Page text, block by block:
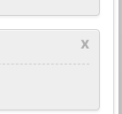
x